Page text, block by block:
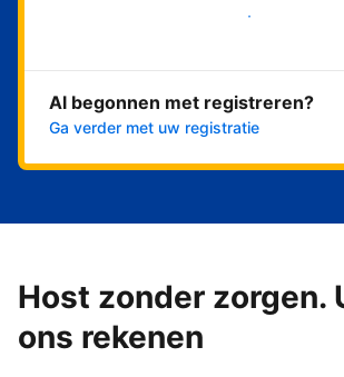
Nu meteen beginnen
Al begonnen met registreren?
Ga verder met uw registratie
Host zonder zorgen.
ons rekenen